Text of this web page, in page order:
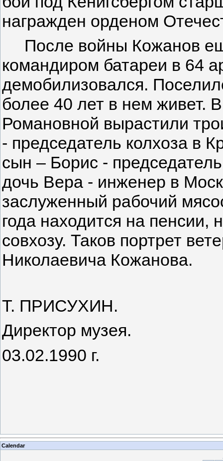
награжден орденом
После войны Кожанов
командиром батареи в 64
демобилизовался.
более 40 лет в нем живет.
Романовной вырастили
- председатель колхоза в
сын – Борис -
дочь Вера - инженер в
заслуженный рабочий
года находится на пенсии,
совхозу. Таков портрет
Николаевича Кожанова.
Т. ПРИСУХИН.
Директор музея.
03.02.1990 г.
Calendar